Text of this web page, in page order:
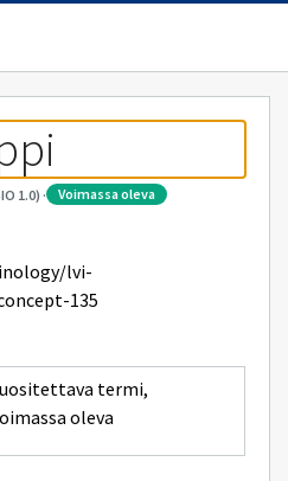
1.0) · voimassa oleva
lvi-
135
termi,
oleva